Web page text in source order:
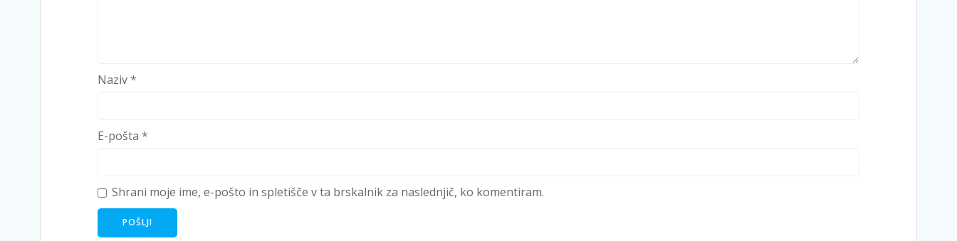
Naziv*
E-pošta *
Shrani moje ime, e-pošto in spletišče v ta brskalnik za naslednjič, ko komentiram.